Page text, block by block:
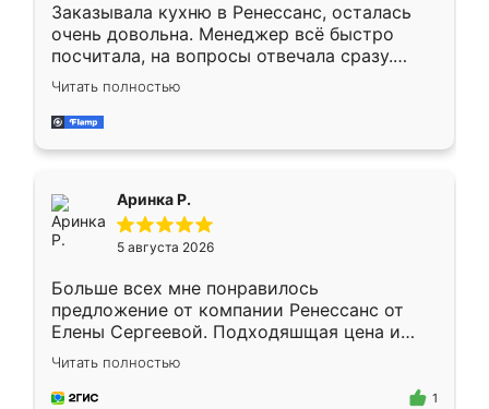
Заказывала кухню в Ренессанс, осталась
очень довольна. Менеджер всё быстро
посчитала, на вопросы отвечала сразу.
Замерщик приехал в субботу, подошёл к
делу со всей ответственностью. Собрали
за день, ребята работали аккуратно, даже
Читать полностью
Аринка Р.
5 августа 2026
Больше всех мне понравилось
предложение от компании Ренессанс от
Елены Сергеевой. Подходяшщая цена и
короткие сроки изготовления. Приехавший
для замера сотрудник Владислав
предложил по моему эскизу самый
Читать полностью
1